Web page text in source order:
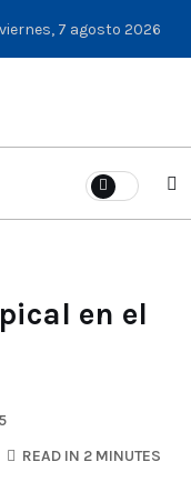
viernes, 7 agosto 2026
en el
READ IN 2 MINUTES